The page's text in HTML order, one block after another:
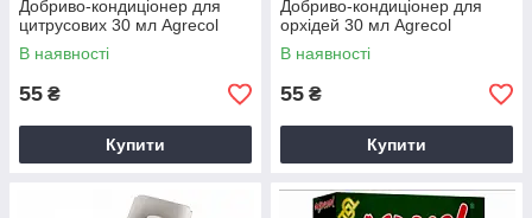
Добриво-кондиціонер для
цитрусових 30 мл Agrecol
В наявності
55 ₴
Купити
Добриво-кондиціонер для
орхідей 30 мл Agrecol
В наявності
55 ₴
Купити